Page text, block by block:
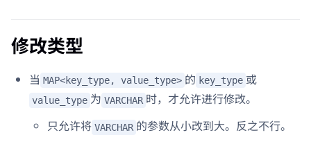
修改类型
当 MAP<key_type, value_type> 的 key_type 或
value_type 为 VARCHAR 时，才允许进行修改。
只允许将 VARCHAR 的参数从小改到大。反之不行。